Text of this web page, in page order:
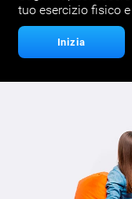
tuo esercizio fisico
Inizia